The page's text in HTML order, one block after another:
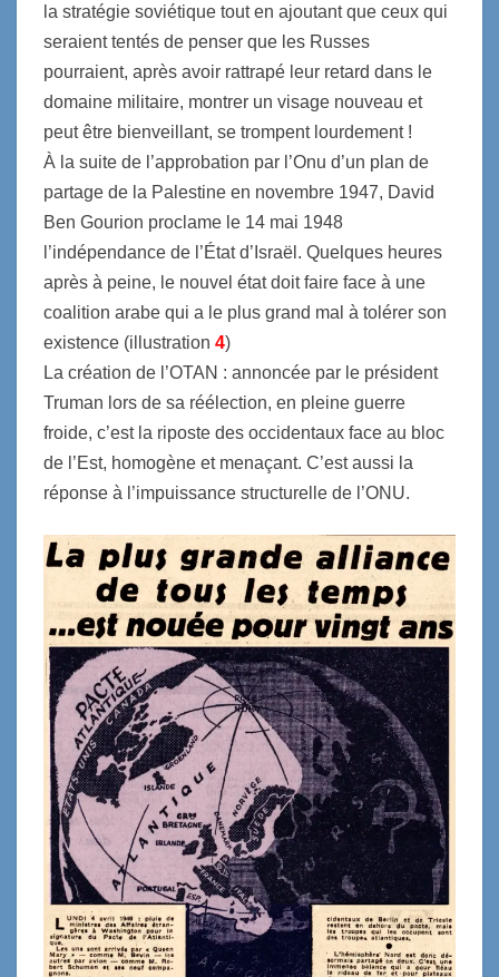
la stratégie soviétique tout en ajoutant que ceux qui
seraient tentés de penser que les Russes
pourraient, après avoir rattrapé leur retard dans le
domaine militaire, montrer un visage nouveau et
peut être bienveillant, se trompent lourdement !
À la suite de l’approbation par l’Onu d’un plan de
partage de la Palestine en novembre 1947, David
Ben Gourion proclame le 14 mai 1948
l’indépendance de l’État d’Israël. Quelques heures
après à peine, le nouvel état doit faire face à une
coalition arabe qui a le plus grand mal à tolérer son
existence (illustration 4)
La création de l’OTAN : annoncée par le président
Truman lors de sa réélection, en pleine guerre
froide, c’est la riposte des occidentaux face au bloc
de l’Est, homogène et menaçant. C’est aussi la
réponse à l’impuissance structurelle de l’ONU.